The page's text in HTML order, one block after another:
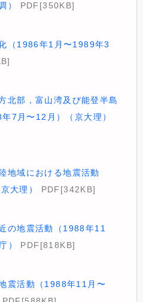
）
PDF[350KB]
（1986年1月〜1989年3
北部，富山湾及び能登半島
7月〜12月）（京大理）
地域における地震活動
大理）
PDF[342KB]
の地震活動（1988年11
）
PDF[818KB]
震活動（1988年11月〜